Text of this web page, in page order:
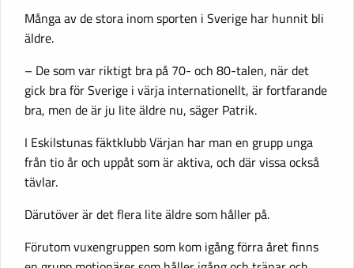
Många av de stora inom sporten i Sverige har hunnit bli
äldre.
– De som var riktigt bra på 70- och 80-talen, när det
gick bra för Sverige i värja internationellt, är fortfarande
bra, men de är ju lite äldre nu, säger Patrik.
I Eskilstunas fäktklubb Värjan har man en grupp unga
från tio år och uppåt som är aktiva, och där vissa också
tävlar.
Därutöver är det flera lite äldre som håller på.
Förutom vuxengruppen som kom igång förra året finns